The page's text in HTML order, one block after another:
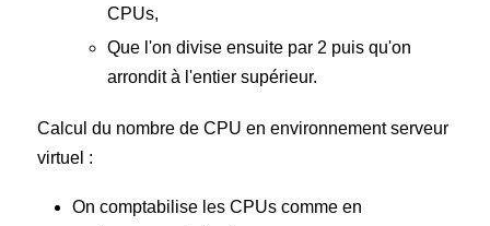
CPUs,
Que l'on divise ensuite par 2 puis qu'on
arrondit à l'entier supérieur.
Calcul du nombre de CPU en environnement serveur
virtuel :
On comptabilise les CPUs comme en